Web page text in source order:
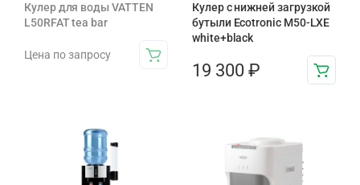
Кулер для воды VATTEN
L50RFAT tea bar
Цена по запросу
Кулер с нижней загрузкой
бутыли Ecotronic M50-LXE
white+black
19 300 ₽